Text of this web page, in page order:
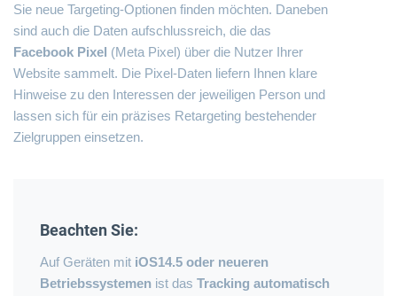
Sie neue Targeting-Optionen finden möchten. Daneben
sind auch die Daten aufschlussreich, die das
Facebook Pixel (Meta Pixel) über die Nutzer Ihrer
Website sammelt. Die Pixel-Daten liefern Ihnen klare
Hinweise zu den Interessen der jeweiligen Person und
lassen sich für ein präzises Retargeting bestehender
Zielgruppen einsetzen.
Beachten Sie:
Auf Geräten mit iOS14.5 oder neueren
Betriebssystemen ist das Tracking automatisch